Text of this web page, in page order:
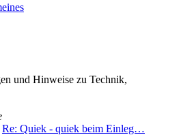
und Hinweise zu Technik,
Re: Quiek - quiek beim Einleg…